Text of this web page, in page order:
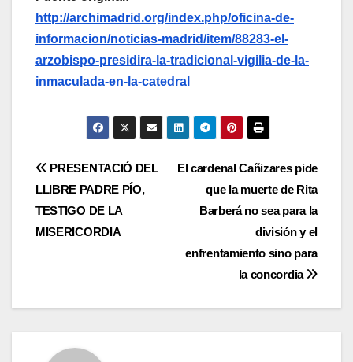
http://archimadrid.org/index.php/oficina-de-
informacion/noticias-madrid/item/88283-el-
arzobispo-presidira-la-tradicional-vigilia-de-la-
inmaculada-en-la-catedral
Navegación
de
entradas
El cardenal Cañizares pide
que la muerte de Rita
Barberá no sea para la
división y el
enfrentamiento sino para
la concordia
PRESENTACIÓ DEL
LLIBRE PADRE PÍO,
TESTIGO DE LA
MISERICORDIA